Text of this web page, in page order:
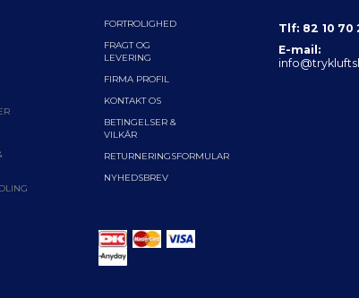
FORTROLIGHED
FRAGT OG
LEVERING
FIRMA PROFIL
KONTAKT OS
BETINGELSER &
VILKÅR
RETURNERINGSFORMULAR
NYHEDSBREV
Tlf: 82 10 70
E-mail: